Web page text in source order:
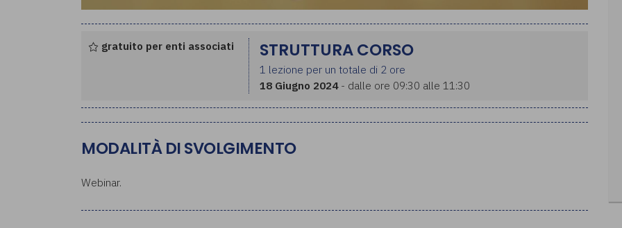
gratuito per enti associati STRUTTURA CORSO
1 lezione per un totale di 2 ore
18 Giugno 2024- dalle ore 09:30 alle 11:30
MODALITÀ DI SVOLGIMENTO
Webinar.